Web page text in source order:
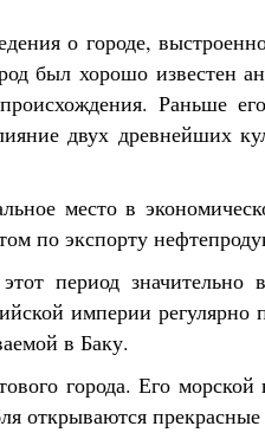
о городе,
был хорошо известен
Раньше
двух древнейших
место в
по экспорту
период значительно
империи регулярно
в Баку.
города. Его морской
открываются прекрасные